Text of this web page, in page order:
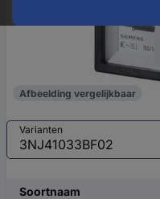
Afbeelding vergelijkbaar
Varianten
Soortnaam